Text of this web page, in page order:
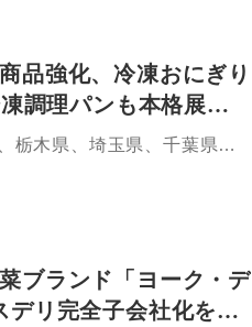
で初めて⻄友の主⼒プライ
時に言及されたトライアル
一環で、今回、トライアル
なる。 みなさまのお墨付き
約1100品⽬の展開。西友で
約20%を占めているとい
、第三者機関が実施する厳
品強化、冷凍おにぎり
調理パンも本格展開
開へ
栃木県、埼玉県、千葉県、
ら全店の約7割となる関
国、四国のローソン約9800
的に、23年に冷凍おにぎり
2月に東京都の約400店、5
店で販売している。工場の
ブランド「ヨーク・デ
デリ完全子会社化を経